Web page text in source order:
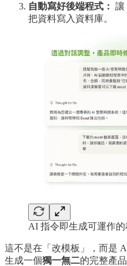
自動寫好後端程式： 讓
把資料寫入資料庫。
AI 指令即生成可運作
這不是在「改模板」，而是
生成一個獨一無二的完整產品